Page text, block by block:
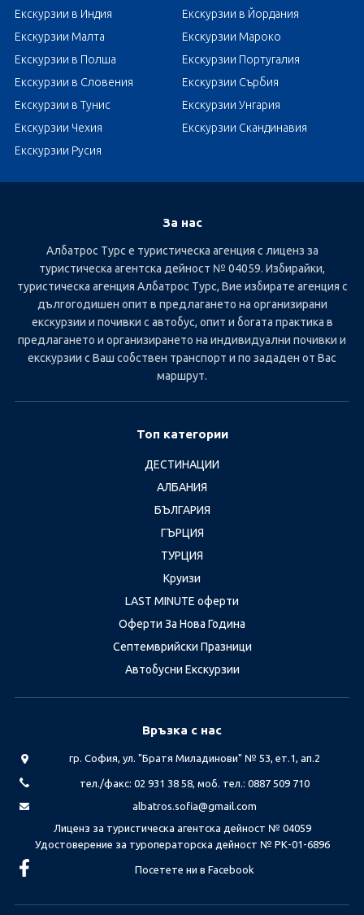
Екскурзии в Индия
Екскурзии в Йордания
Екскурзии Малта
Екскурзии Мароко
Екскурзии в Полша
Екскурзии Португалия
Екскурзии в Словения
Екскурзии Сърбия
Екскурзии в Тунис
Екскурзии Унгария
Екскурзии Чехия
Екскурзии Скандинавия
Екскурзии Русия
За нас
Албатрос Турс е туристическа агенция с лиценз за
туристическа агентска дейност № 04059. Избирайки,
туристическа агенция Албатрос Турс, Вие избирате агенция с
дългогодишен опит в предлагането на организирани
екскурзии и почивки с автобус, опит и богата практика в
предлагането и организирането на индивидуални почивки и
екскурзии с Ваш собствен транспорт и по зададен от Вас
маршрут.
Топ категории
ДЕСТИНАЦИИ
АЛБАНИЯ
БЪЛГАРИЯ
ГЪРЦИЯ
ТУРЦИЯ
Круизи
LAST MINUTE оферти
Оферти За Нова Година
Септемврийски Празници
Автобусни Екскурзии
Връзка с нас
гр. София, ул. "Братя Миладинови" № 53, ет.1, ап.2
тел./факс: 02 931 38 58, моб. тел.: 0887 509 710
albatros.sofia@gmail.com
Лиценз за туристическа агентска дейност № 04059
Удостоверение за туроператорска дейност № РК-01-6896
Посетете ни в Facebook